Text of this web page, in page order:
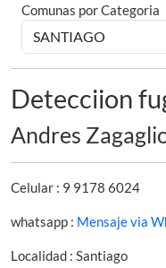
Comunas por Categoria
Detecciion
Andres
Celular : 9 9178 6024
whatsapp : Mensaje via
Localidad : Santiago